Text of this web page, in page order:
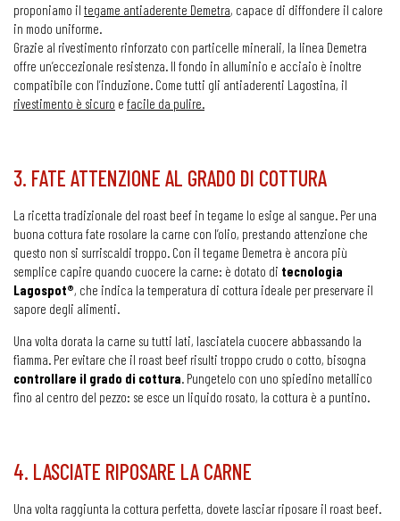
proponiamo il tegame antiaderente Demetra, capace di diffondere il calore
in modo uniforme.
Grazie al rivestimento rinforzato con particelle minerali, la linea Demetra
offre un’eccezionale resistenza. Il fondo in alluminio e acciaio è inoltre
compatibile con l’induzione. Come tutti gli antiaderenti Lagostina, il
rivestimento è sicuro e facile da pulire.
3. FATE ATTENZIONE AL GRADO DI COTTURA
La ricetta tradizionale del roast beef in tegame lo esige al sangue. Per una
buona cottura fate rosolare la carne con l’olio, prestando attenzione che
questo non si surriscaldi troppo. Con il tegame Demetra è ancora più
semplice capire quando cuocere la carne: è dotato di tecnologia
Lagospot®, che indica la temperatura di cottura ideale per preservare il
sapore degli alimenti.
Una volta dorata la carne su tutti lati, lasciatela cuocere abbassando la
fiamma. Per evitare che il roast beef risulti troppo crudo o cotto, bisogna
controllare il grado di cottura. Pungetelo con uno spiedino metallico
fino al centro del pezzo: se esce un liquido rosato, la cottura è a puntino.
4. LASCIATE RIPOSARE LA CARNE
Una volta raggiunta la cottura perfetta, dovete lasciar riposare il roast beef.